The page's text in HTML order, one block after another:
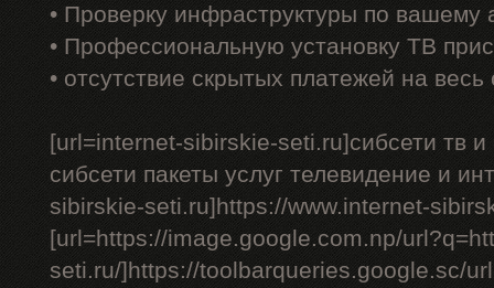
• Проверку инфраструктуры по вашему
• Профессиональную установку ТВ
• отсутствие скрытых платежей на
[url=internet-sibirskie-seti.ru]сибсети тв
сибсети пакеты услуг телевидение и
sibirskie-seti.ru]https://www.internet-
[url=https://image.google.com.np/
seti.ru/]https://toolbarqueries.google.sc/